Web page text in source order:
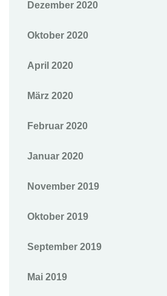
Dezember 2020
Oktober 2020
April 2020
März 2020
Februar 2020
Januar 2020
November 2019
Oktober 2019
September 2019
Mai 2019